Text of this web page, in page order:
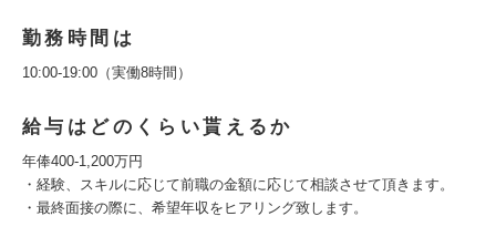
勤務時間は
10:00-19:00（実働8時間）
給与はどのくらい貰えるか
年俸400-1,200万円
・経験、スキルに応じて前職の金額に応じて相談させて頂きます。
・最終面接の際に、希望年収をヒアリング致します。